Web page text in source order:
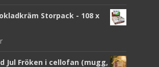
Storpack - 108 x
Jul Fröken i cellofan (mugg,